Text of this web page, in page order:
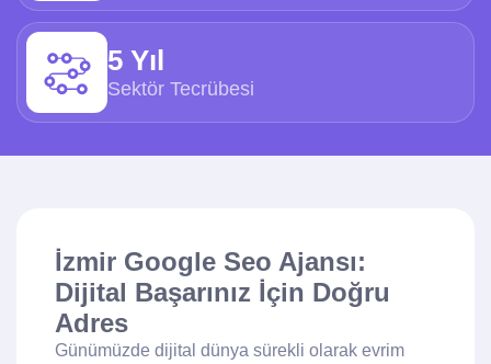
5 Yıl
Sektör Tecrübesi
İzmir Google Seo Ajansı:
Dijital Başarınız İçin Doğru
Adres
Günümüzde dijital dünya sürekli olarak evrim